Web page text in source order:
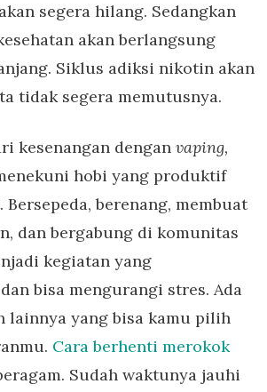
segera hilang. Sedangkan
akan berlangsung
Siklus adiksi nikotin akan
tidak segera memutusnya.
kesenangan dengan vaping,
hobi yang produktif
Bersepeda, berenang, membuat
dan bergabung di komunitas
kegiatan yang
bisa mengurangi stres. Ada
lainnya yang bisa kamu pilih
Cara berhenti merokok
Sudah waktunya jauhi